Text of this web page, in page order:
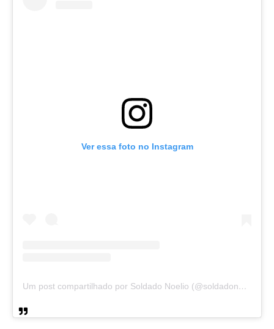
Ver essa foto no Instagram
Um post compartilhado por Soldado Noelio (@soldadonoelio)